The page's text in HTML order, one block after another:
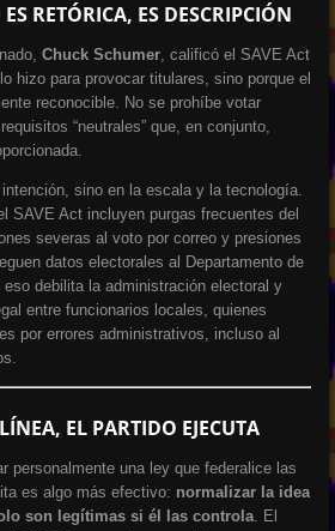
RETÓRICA, ES DESCRIPCIÓN
Chuck Schumer, calificó el SAVE Act
hizo para provocar titulares, sino porque el
reconocible. No se prohíbe votar
“neutrales” que, en conjunto,
sino en la escala y la tecnología.
SAVE Act incluyen purgas frecuentes del
severas al voto por correo y presiones
datos electorales al Departamento de
eso debilita la administración electoral y
entre funcionarios locales, quienes
por errores administrativos, incluso al
EL PARTIDO EJECUTA
personalmente una ley que federalice las
es algo más efectivo: normalizar la idea
son legítimas si él las controla . El